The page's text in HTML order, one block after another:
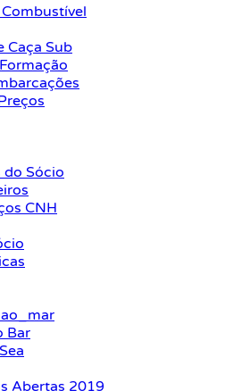
Caça Sub
do Sócio
CNH
Bar
Abertas 2019